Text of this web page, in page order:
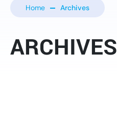
Home Archives
ARCHIVES